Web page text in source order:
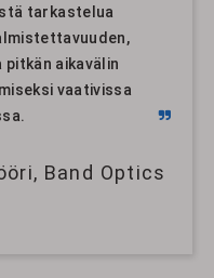
tarkastelua
pitkän aikavälin
vaativissa
Band Optics